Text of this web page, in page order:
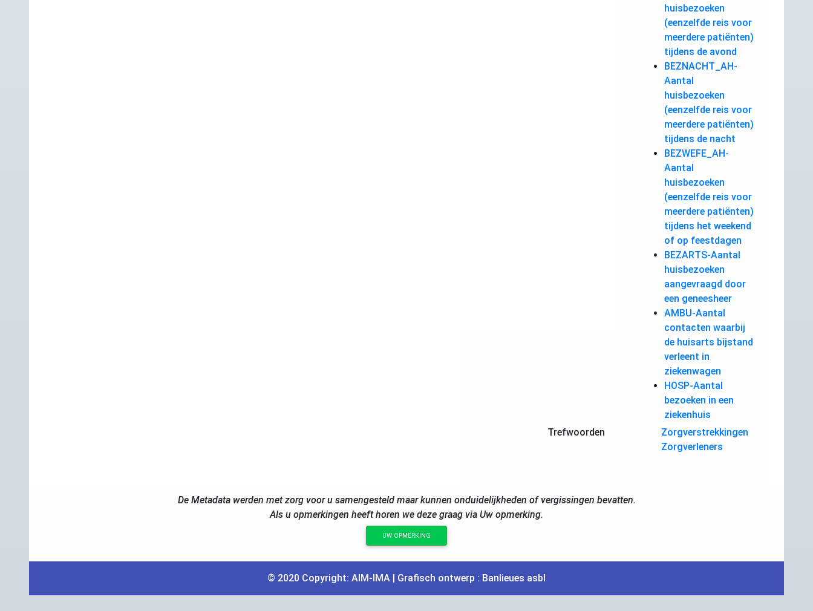
huisbezoeken
(eenzelfde reis voor
meerdere patiënten)
tijdens de avond
BEZNACHT_AH-
Aantal
huisbezoeken
(eenzelfde reis voor
meerdere patiënten)
tijdens de nacht
BEZWEFE_AH-
Aantal
huisbezoeken
(eenzelfde reis voor
meerdere patiënten)
tijdens het weekend
of op feestdagen
BEZARTS-Aantal
huisbezoeken
aangevraagd door
een geneesheer
AMBU-Aantal
contacten waarbij
de huisarts bijstand
verleent in
ziekenwagen
HOSP-Aantal
bezoeken in een
ziekenhuis
Trefwoorden
Zorgverstrekkingen
Zorgverleners
De Metadata werden met zorg voor u samengesteld maar kunnen onduidelijkheden of vergissingen bevatten.
Als u opmerkingen heeft horen we deze graag via Uw opmerking.
UW OPMERKING
© 2020 Copyright: AIM-IMA | Grafisch ontwerp : Banlieues asbl